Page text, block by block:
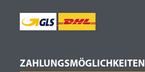
ZAHLUNGSMÖGLICHKEITEN